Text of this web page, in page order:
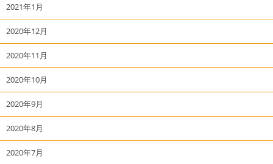
2021年1月
2020年12月
2020年11月
2020年10月
2020年9月
2020年8月
2020年7月